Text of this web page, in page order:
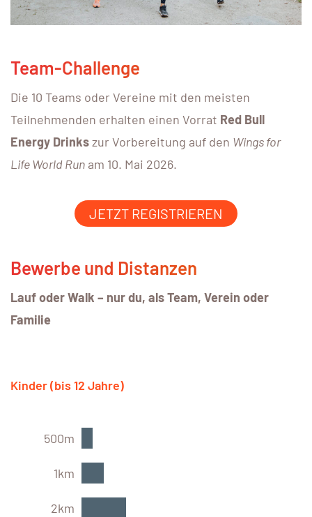
Team-Challenge
Die 10 Teams oder Vereine mit den meisten
Teilnehmenden erhalten einen Vorrat Red Bull
Energy Drinkszur Vorbereitung auf den Wings for
Life World Run am 10. Mai 2026.
JETZT REGISTRIEREN
Bewerbe und Distanzen
Lauf oder Walk – nur du, als Team, Verein oder
Familie
Kinder (bis 12 Jahre)
500m
1km
2km